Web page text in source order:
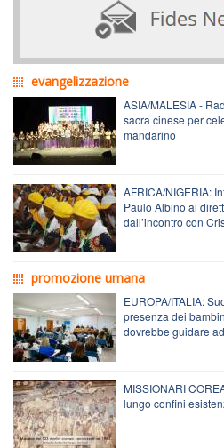
evangelizzazione
ASIA/MALESIA -
sacra cinese per
mandarino
AFRICA/NIGERIA:
Paulo Albino ai
dall’incontro con
promozione umana
EUROPA/ITALIA:
presenza dei
dovrebbe guidare
MISSIONARI
lungo confini